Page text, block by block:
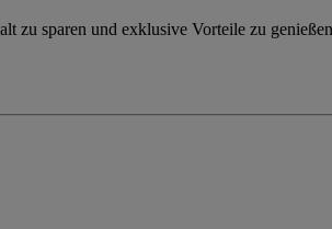
zu sparen und exklusive Vorteile zu